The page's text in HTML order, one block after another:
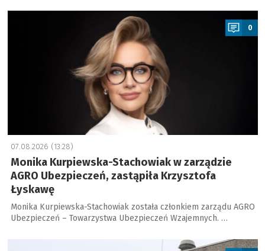
a
0
07.08.2026 (13:28)
Monika Kurpiewska-Stachowiak w zarządzie
AGRO Ubezpieczeń, zastąpiła Krzysztofa
Łyskawę
Monika Kurpiewska-Stachowiak została członkiem zarządu AGRO
Ubezpieczeń – Towarzystwa Ubezpieczeń Wzajemnych. …